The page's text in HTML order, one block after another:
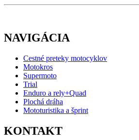
NAVIGÁCIA
Cestné preteky motocyklov
Motokros
Supermoto
Trial
Enduro a rely+Quad
Plochá dráha
Mototuristika a šprint
KONTAKT